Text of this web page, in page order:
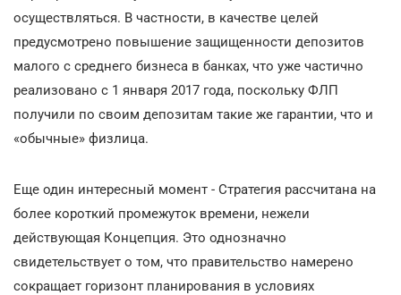
осуществляться. В частности, в качестве целей
предусмотрено повышение защищенности депозитов
малого с среднего бизнеса в банках, что уже частично
реализовано с 1 января 2017 года, поскольку ФЛП
получили по своим депозитам такие же гарантии, что и
«обычные» физлица.
Еще один интересный момент - Стратегия рассчитана на
более короткий промежуток времени, нежели
действующая Концепция. Это однозначно
свидетельствует о том, что правительство намерено
сокращает горизонт планирования в условиях